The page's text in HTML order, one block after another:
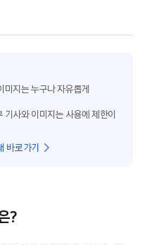
지는 누구나 자유롭게
사와 이미지는 사용에 제한이
바로가기
?